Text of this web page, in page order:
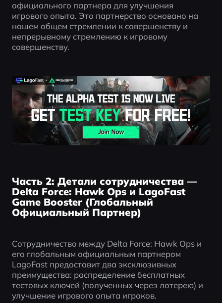
официального партнера для улучшения
игрового опыта. Это партнерство основано на
нашем общем стремлении к совершенству и
непрерывному стремлению к игровому
совершенству.
Часть 2: Детали сотрудничества —
Delta Force: Hawk Ops и LagoFast
Game Booster (Глобальный
Официальный Партнер)
Сотрудничество между Delta Force: Hawk Ops и
его глобальным официальным партнером
LagoFast предоставит два эксклюзивных
преимущества: распределение бесплатных
тестовых ключей (полученных через лотерею) и
улучшение игрового опыта игроков.